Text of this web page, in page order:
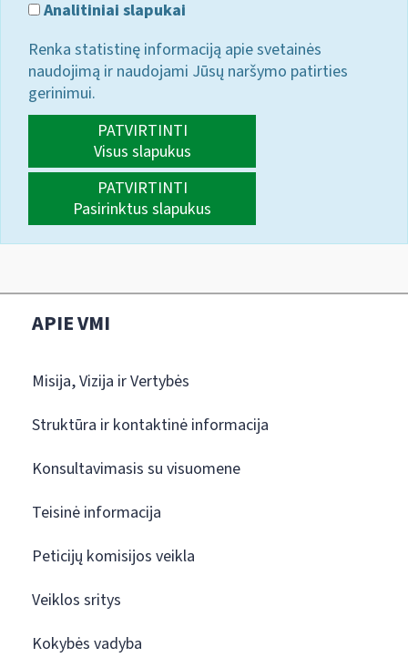
Analitiniai slapukai
Renka statistinę informaciją apie svetainės
naudojimą ir naudojami Jūsų naršymo patirties
gerinimui.
PATVIRTINTI
Visus slapukus
PATVIRTINTI
Pasirinktus slapukus
APIE VMI
Misija, Vizija ir Vertybės
Struktūra ir kontaktinė informacija
Konsultavimasis su visuomene
Teisinė informacija
Peticijų komisijos veikla
Veiklos sritys
Kokybės vadyba